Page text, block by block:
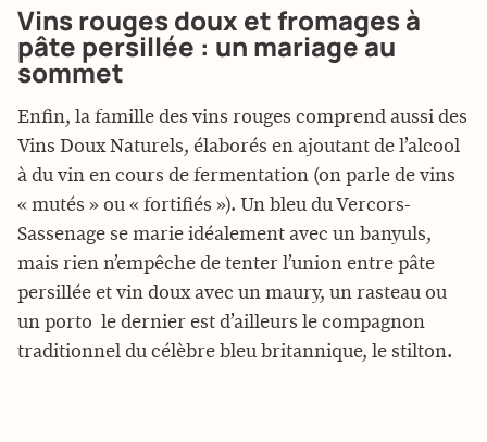
Vins rouges doux et fromages à
pâte persillée : un mariage au
sommet
Enfin, la famille des vins rouges comprend aussi des
Vins Doux Naturels, élaborés en ajoutant de l’alcool
à du vin en cours de fermentation (on parle de vins
« mutés » ou « fortifiés »). Un bleu du Vercors-
Sassenage se marie idéalement avec un banyuls,
mais rien n’empêche de tenter l’union entre pâte
persillée et vin doux avec un maury, un rasteau ou
un porto  le dernier est d’ailleurs le compagnon
traditionnel du célèbre bleu britannique, le stilton.